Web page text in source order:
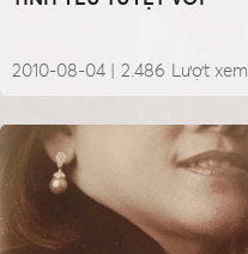
2010-08-04 | Lượt xem
2.486